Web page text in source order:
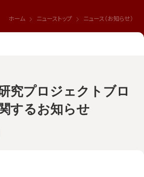
ホーム ニューストップ ニュース（お知らせ）
究プロジェクトブロ
するお知らせ